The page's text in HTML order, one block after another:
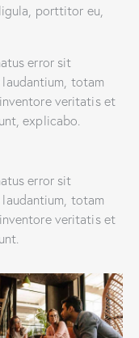
porttitor eu,
error sit
totam
veritatis et
explicabo.
error sit
totam
veritatis et